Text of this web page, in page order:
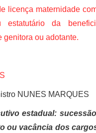
licença maternidade
estatutário da
genitora ou adotante.
NUNES MARQUES
estadual:
ou vacância dos